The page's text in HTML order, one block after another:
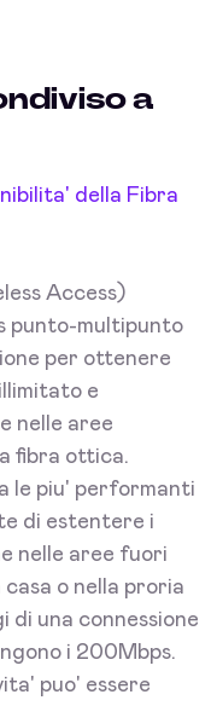
a
della Fibra
Access)
punto-multipunto
per ottenere
e
nelle aree
fibra ottica.
le piu' performanti
di estentere i
nelle aree fuori
o nella proria
di una connessione
i 200Mbps.
puo' essere